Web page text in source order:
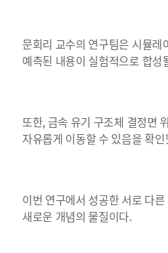
문회리 교수의 연구팀은 시뮬
예측된 내용이 실험적으로 합성
또한, 금속 유기 구조체 결정면
자유롭게 이동할 수 있음을 확인
이번 연구에서 성공한 서로 다
새로운 개념의 물질이다.